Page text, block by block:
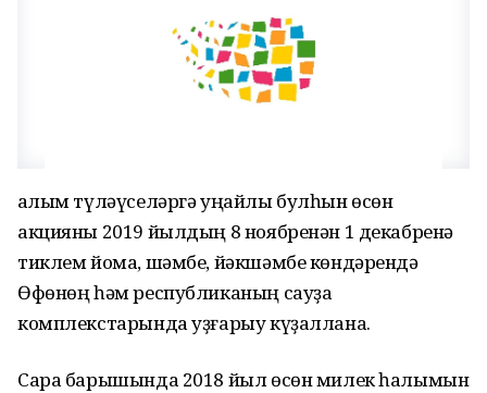
Һалым түләүселәргә уңайлы булһын өсөн
акцияны 2019 йылдың 8 ноябренән 1 декабренә
тиклем йома, шәмбе, йәкшәмбе көндәрендә
Өфөнөң һәм республиканың сауҙа
комплекстарында уҙғарыу күҙаллана.
Сара барышында 2018 йыл өсөн милек һалымын